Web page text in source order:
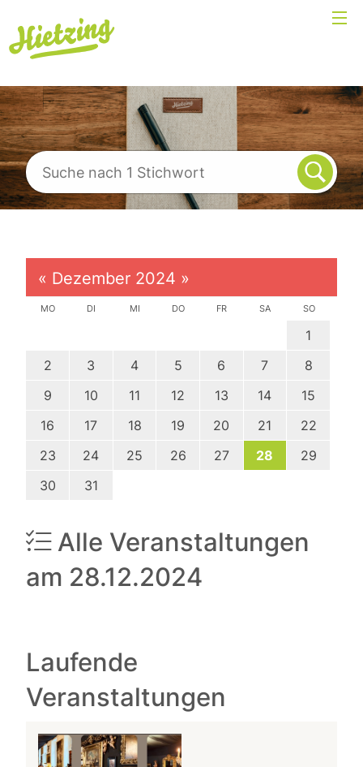
« Dezember 2024 »
MO DI MI DO FR SA SO
1
2
3 4 5 6 7
8
9
10 11 12 13 14
15
16
17 18 19 20 21
22
23
24 25 26 27 28
29
30
31
Alle Veranstaltungen
am 28.12.2024
Laufende
Veranstaltungen